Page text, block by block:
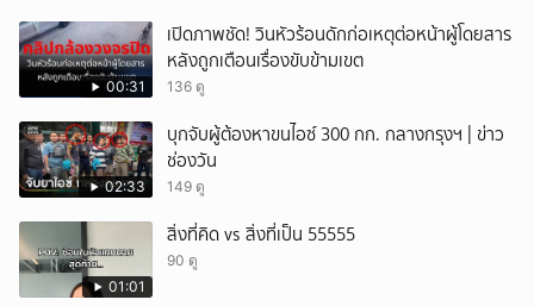
00:31
เปิดภาพชัด! วินหัวร้อนดักก่อเหตุต่อหน้าผู้โดยสาร
หลังถูกเตือนเรื่องขับข้ามเขต
136 ดู
02:33
บุกจับผู้ต้องหาขนไอซ์ 300 กก. กลางกรุงฯ | ข่าว
ช่องวัน
149 ดู
01:01
สิ่งที่คิด vs สิ่งที่เป็น 55555
90 ดู